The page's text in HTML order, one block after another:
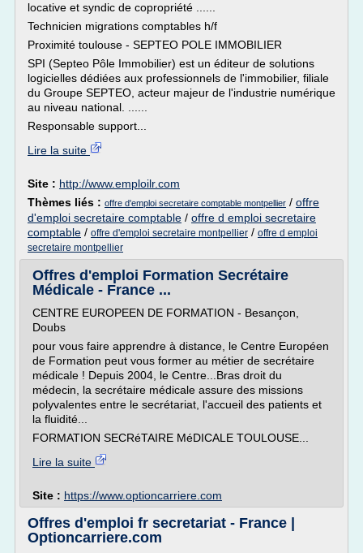
locative et syndic de copropriété ......
Technicien migrations comptables h/f
Proximité toulouse - SEPTEO POLE IMMOBILIER
SPI (Septeo Pôle Immobilier) est un éditeur de solutions
logicielles dédiées aux professionnels de l'immobilier, filiale
du Groupe SEPTEO, acteur majeur de l'industrie numérique
au niveau national. ......
Responsable support...
Lire la suite
Site : http://www.emploilr.com
Thèmes liés : offre d'emploi secretaire comptable montpellier / offre
d'emploi secretaire comptable / offre d emploi secretaire
comptable / offre d'emploi secretaire montpellier / offre d emploi
secretaire montpellier
Offres d'emploi Formation Secrétaire
Médicale - France ...
CENTRE EUROPEEN DE FORMATION - Besançon,
Doubs
pour vous faire apprendre à distance, le Centre Européen
de Formation peut vous former au métier de secrétaire
médicale ! Depuis 2004, le Centre...Bras droit du
médecin, la secrétaire médicale assure des missions
polyvalentes entre le secrétariat, l'accueil des patients et
la fluidité...
FORMATION SECRéTAIRE MéDICALE TOULOUSE...
Lire la suite
Site : https://www.optioncarriere.com
Offres d'emploi fr secretariat - France |
Optioncarriere.com